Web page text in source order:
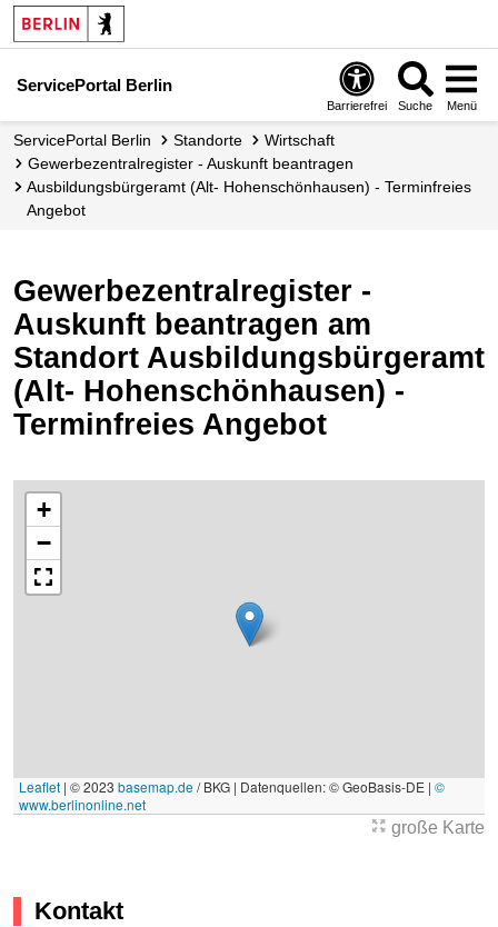
ServicePortal Berlin
Barrierefrei Suche Menü
ServicePortal Berlin Standorte
Wirtschaft
Gewerbezentralregister - Auskunft beantragen
Ausbildungsbürgeramt (Alt- Hohenschönhausen) - Terminfreies
Angebot
Gewerbezentralregister -
Auskunft beantragen am
Standort Ausbildungsbürgeramt
(Alt- Hohenschönhausen) -
Terminfreies Angebot
+
−
Leaflet | © 2023 basemap.de/ BKG | Datenquellen: © GeoBasis-DE | ©
www.berlinonline.net
große Karte
Kontakt